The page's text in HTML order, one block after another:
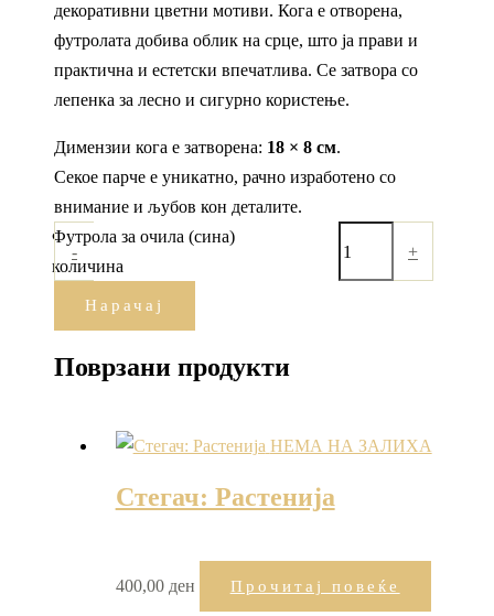
декоративни цветни мотиви. Кога е отворена,
футролата добива облик на срце, што ја прави и
практична и естетски впечатлива. Се затвора со
лепенка за лесно и сигурно користење.
Димензии кога е затворена: 18 × 8 см.
Секое парче е уникатно, рачно изработено со
внимание и љубов кон деталите.
-
Футрола за очила (сина)
количина
+
Нарачај
Поврзани продукти
НЕМА НА ЗАЛИХА
Стегач: Растенија
400,00 ден Прочитај повеќе